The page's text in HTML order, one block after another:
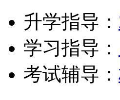
升学指导：
学习指导：
考试辅导：